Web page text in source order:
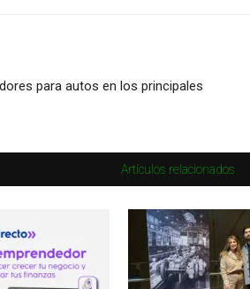
para autos en los principales
Artículos relacionados